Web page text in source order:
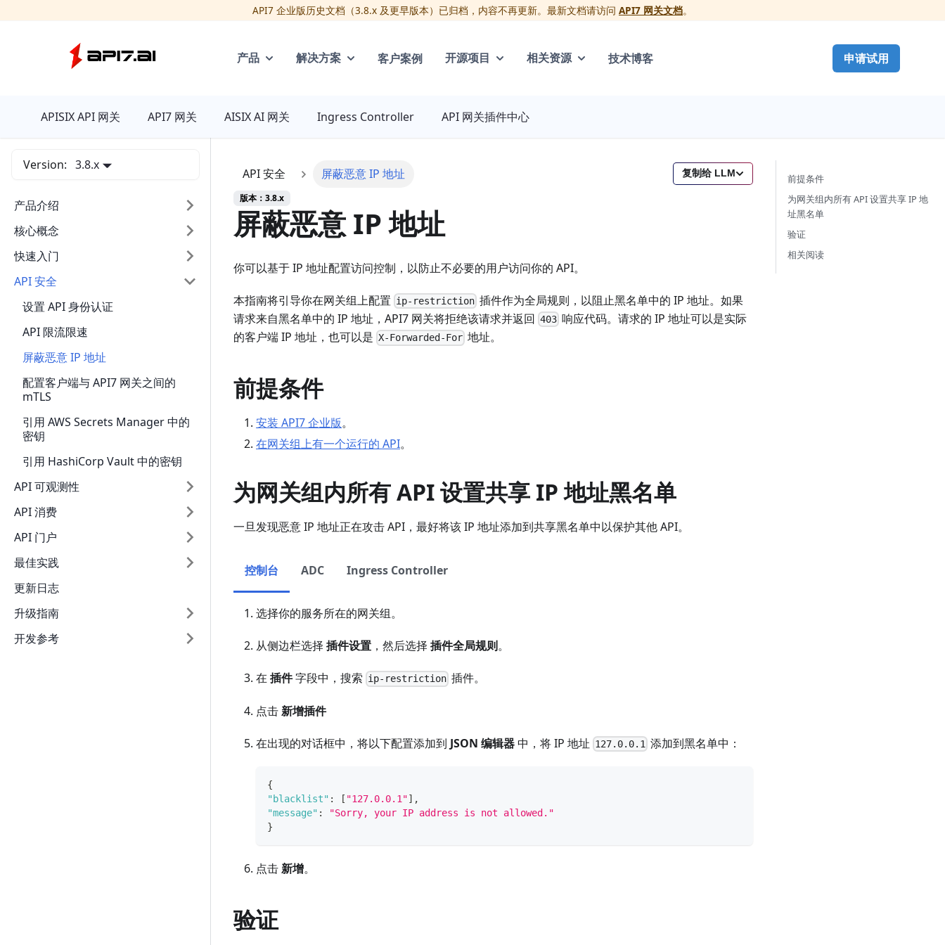
API7 企业版历史文档（3.8.x 及更早版本）已归档，内容不再更新。最新文档请访问 API7 网关文档。
产品 解决方案 客户案例 开源项目 相关资源 技术博客 申请试用
APISIX API 网关 API7 网关 AISIX AI 网关 Ingress Controller API 网关插件中心
Version: 3.8.x
产品介绍
核心概念
快速入门
API 安全
设置 API 身份认证
API 限流限速
屏蔽恶意 IP 地址
配置客户端与 API7 网关之间的
mTLS
引用 AWS Secrets Manager 中的
密钥
引用 HashiCorp Vault 中的密钥
API 可观测性
API 消费
API 门户
最佳实践
更新日志
升级指南
开发参考
API 安全 屏蔽恶意 IP 地址 复制给 LLM
版本：3.8.x
屏蔽恶意 IP 地址
你可以基于 IP 地址配置访问控制，以防止不必要的用户访问你的 API。
本指南将引导你在网关组上配置 ip-restriction 插件作为全局规则，以阻止黑名单中的 IP 地址。如果
请求来自黑名单中的 IP 地址，API7 网关将拒绝该请求并返回 403 响应代码。请求的 IP 地址可以是实际
的客户端 IP 地址，也可以是 X-Forwarded-For 地址。
前提条件
安装 API7 企业版。
在网关组上有一个运行的 API。
为网关组内所有 API 设置共享 IP 地址黑名单
一旦发现恶意 IP 地址正在攻击 API，最好将该 IP 地址添加到共享黑名单中以保护其他 API。
控制台 ADC Ingress Controller
选择你的服务所在的网关组。
从侧边栏选择 插件设置 ，然后选择 插件全局规则。
在插件字段中，搜索 ip-restriction 插件。
点击新增插件
在出现的对话框中，将以下配置添加到 JSON 编辑器中，将 IP 地址 127.0.0.1 添加到黑名单中：
{
"blacklist" : [ "127.0.0.1"] ,
"message" :
"Sorry, your IP address is not allowed."
}
点击新增。
验证
前提条件
为网关组内所有 API 设置共享 IP 地
址黑名单
验证
相关阅读